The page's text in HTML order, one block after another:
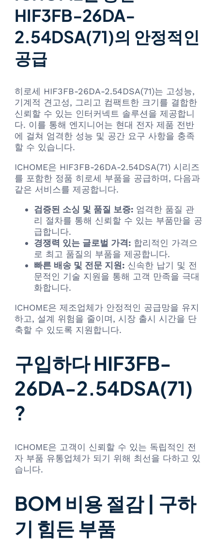
HIF3FB-26DA-
2.54DSA(71)의 안정적인
공급
히로세 HIF3FB-26DA-2.54DSA(71)는 고성능,
기계적 견고성, 그리고 컴팩트한 크기를 결합한
신뢰할 수 있는 인터커넥트 솔루션을 제공합니
다. 이를 통해 엔지니어는 현대 전자 제품 전반
에 걸쳐 엄격한 성능 및 공간 요구 사항을 충족
할 수 있습니다.
ICHOME은 HIF3FB-26DA-2.54DSA(71) 시리즈
를 포함한 정품 히로세 부품을 공급하며, 다음과
같은 서비스를 제공합니다.
검증된 소싱 및 품질 보증: 엄격한 품질 관
리 절차를 통해 신뢰할 수 있는 부품만을 공
급합니다.
경쟁력 있는 글로벌 가격: 합리적인 가격으
로 최고 품질의 부품을 제공합니다.
빠른 배송 및 전문 지원: 신속한 납기 및 전
문적인 기술 지원을 통해 고객 만족을 극대
화합니다.
ICHOME은 제조업체가 안정적인 공급망을 유지
하고, 설계 위험을 줄이며, 시장 출시 시간을 단
축할 수 있도록 지원합니다.
구입하다 HIF3FB-
26DA-2.54DSA(71)
?
ICHOME은 고객이 신뢰할 수 있는 독립적인 전
자 부품 유통업체가 되기 위해 최선을 다하고 있
습니다.
BOM 비용 절감 | 구하
기 힘든 부품